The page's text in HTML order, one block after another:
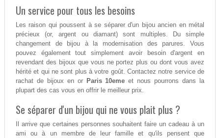
Un service pour tous les besoins
Les raison qui poussent à se séparer d'un bijou ancien en métal
précieux (or, argent ou diamant) sont multiples. Du simple
changement de bijou à la modernisation des parures. Vous
pouvez également tout simplement avoir besoin d'argent en
revendant des bijoux que vous ne portez plus ou dont vous avez
hérité et qui ne sont plus à votre goût. Contactez notre service de
rachat de bijoux en or Paris 10eme et nous pourrons dans la
plupart des cas vous en offrir le meilleur prix.
Se séparer d'un bijou qui ne vous plait plus ?
Il arrive que certaines personnes souhaitent faire un cadeau à un
ami ou à un membre de leur famille et qu'ils pensent que